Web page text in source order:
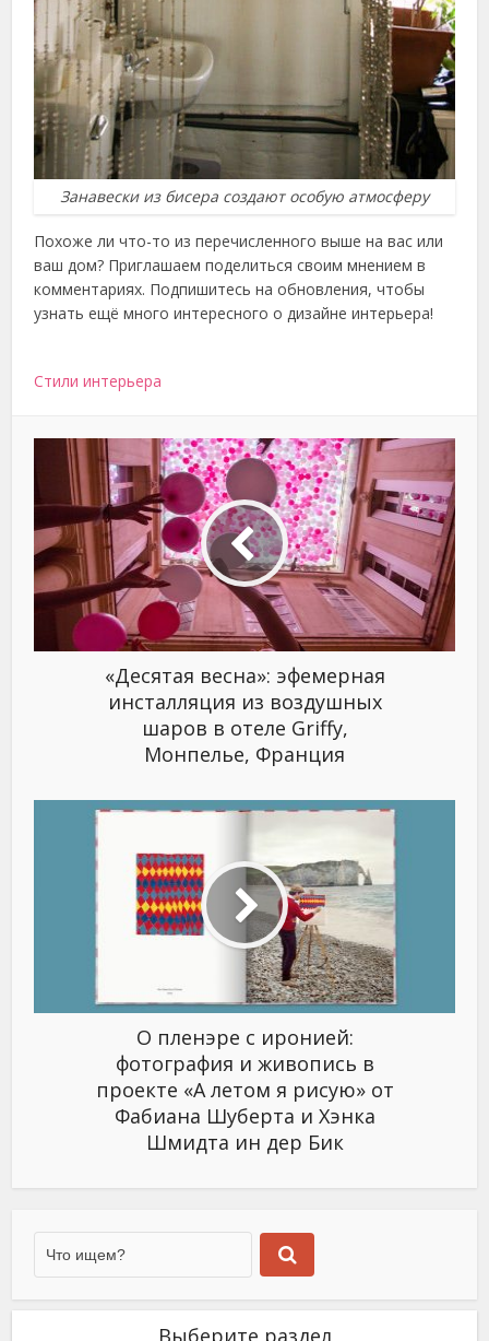
Занавески из бисера создают особую атмосферу
Похоже ли что-то из перечисленного выше на вас или
ваш дом? Приглашаем поделиться своим мнением в
комментариях. Подпишитесь на обновления, чтобы
узнать ещё много интересного о дизайне интерьера!
Стили интерьера
«Десятая весна»: эфемерная
инсталляция из воздушных
шаров в отеле Griffy,
Монпелье, Франция
О пленэре с иронией:
фотография и живопись в
проекте «А летом я рисую» от
Фабиана Шуберта и Хэнка
Шмидта ин дер Бик
Выберите раздел